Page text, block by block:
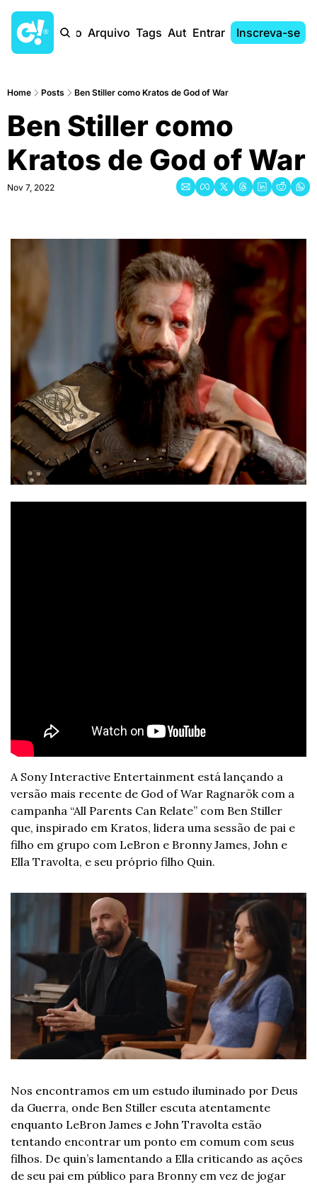
Início Arquivo Tags AutoresEntrar Inscreva-se
Home Posts Ben Stiller como Kratos de God of War
Ben Stiller como
Kratos de God of War
Nov 7, 2022
A Sony Interactive Entertainment está lançando a
versão mais recente de God of War Ragnarök com a
campanha “All Parents Can Relate” com Ben Stiller
que, inspirado em Kratos, lidera uma sessão de pai e
filho em grupo com LeBron e Bronny James, John e
Ella Travolta, e seu próprio filho Quin.
Nos encontramos em um estudo iluminado por Deus
da Guerra, onde Ben Stiller escuta atentamente
enquanto LeBron James e John Travolta estão
tentando encontrar um ponto em comum com seus
filhos. De quin’s lamentando a Ella criticando as ações
de seu pai em público para Bronny em vez de jogar